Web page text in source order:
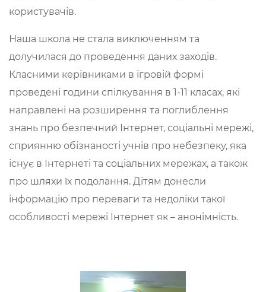
користувачів.
Наша школа не стала виключенням та
долучилася до проведення даних заходів.
Класними керівниками в ігровій формі
проведені години спілкування в 1-11 класах, які
направлені на розширення та поглиблення
знань про безпечний Інтернет, соціальні мережі,
сприянню обізнаності учнів про небезпеку, яка
існує в Інтернеті та соціальних мережах, а також
про шляхи їх подолання. Дітям донесли
інформацію про переваги та недоліки такої
особливості мережі Інтернет як – анонімність.